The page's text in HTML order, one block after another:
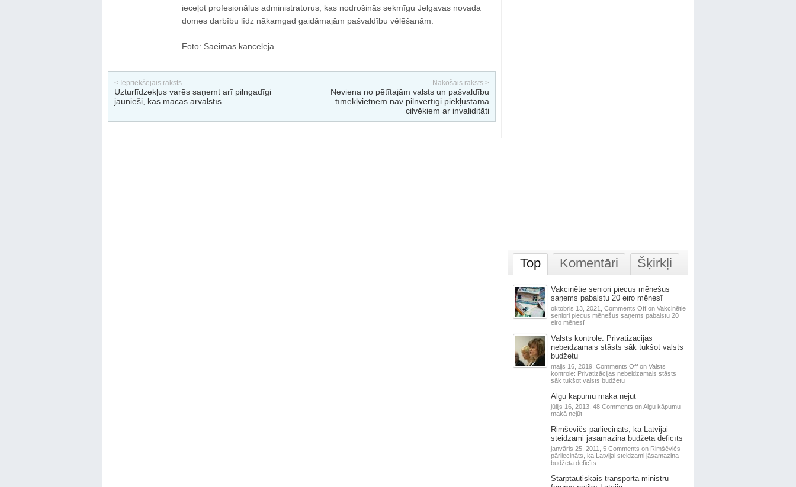
ieceļot profesionālus administratorus, kas nodrošinās sekmīgu Jelgavas novada
domes darbību līdz nākamgad gaidāmajām pašvaldību vēlēšanām.
Foto: Saeimas kanceleja
< Iepriekšējais raksts
Uzturlīdzekļus varēs saņemt arī pilngadīgi
jaunieši, kas mācās ārvalstīs
Nākošais raksts >
Neviena no pētītajām valsts un pašvaldību
tīmekļvietnēm nav pilnvērtīgi piekļūstama
cilvēkiem ar invaliditāti
Top Komentāri Šķirkļi
Vakcinētie seniori piecus mēnešus
saņems pabalstu 20 eiro mēnesī
oktobris 13, 2021, Comments Offon Vakcinētie
seniori piecus mēnešus saņems pabalstu 20
eiro mēnesī
Valsts kontrole: Privatizācijas
nebeidzamais stāsts sāk tukšot valsts
budžetu
maijs 16, 2019, Comments Offon Valsts
kontrole: Privatizācijas nebeidzamais stāsts
sāk tukšot valsts budžetu
Algu kāpumu makā nejūt
jūlijs 16, 2013, 48 Comments on Algu kāpumu
makā nejūt
Rimšēvičs pārliecināts, ka Latvijai
steidzami jāsamazina budžeta deficīts
janvāris 25, 2011, 5 Comments on Rimšēvičs
pārliecināts, ka Latvijai steidzami jāsamazina
budžeta deficīts
Starptautiskais transporta ministru